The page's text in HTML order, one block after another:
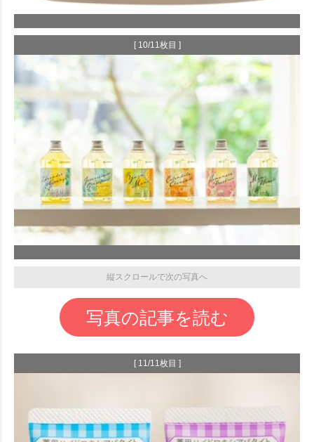
[ 10/11枚目 ]
縦スクロールで次の写真へ
写真の記事を読む
[ 11/11枚目 ]